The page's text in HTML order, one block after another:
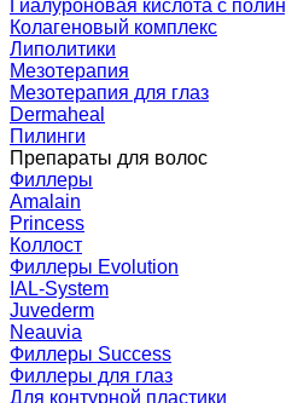
Гиалуроновая кислота с
Колагеновый комплекс
Липолитики
Мезотерапия
Мезотерапия для глаз
Dermaheal
Пилинги
Препараты для волос
Филлеры
Amalain
Princess
Коллост
Филлеры Evolution
IAL-System
Juvederm
Neauvia
Филлеры Success
Филлеры для глаз
Для контурной пластики